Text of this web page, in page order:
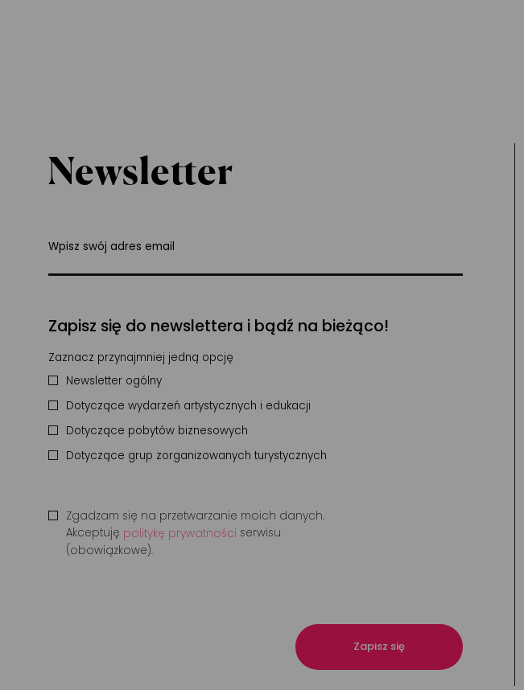
Newsletter
Wpisz swój adres email
Zapisz się do newslettera i bądź na bieżąco!
Zaznacz przynajmniej jedną opcję
Newsletter ogólny
Dotyczące wydarzeń artystycznych i edukacji
Dotyczące pobytów biznesowych
Dotyczące grup zorganizowanych turystycznych
Zgadzam się na przetwarzanie moich danych.
Akceptuję politykę prywatności serwisu
(obowiązkowe).
Zapisz się